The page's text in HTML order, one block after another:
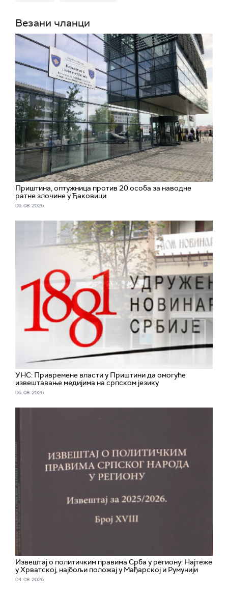
Везани чланци
Приштина, оптужница против 20 особа за наводне
ратне злочине у Ђаковици
06. 08. 2026.
УНС: Привремене власти у Приштини да омогуће
извештавање медијима на српском језику
06. 08. 2026.
Извештај о политичким правима Срба у региону: Најтеже
у Хрватској, најбољи положај у Мађарској и Румунији
04. 08. 2026.